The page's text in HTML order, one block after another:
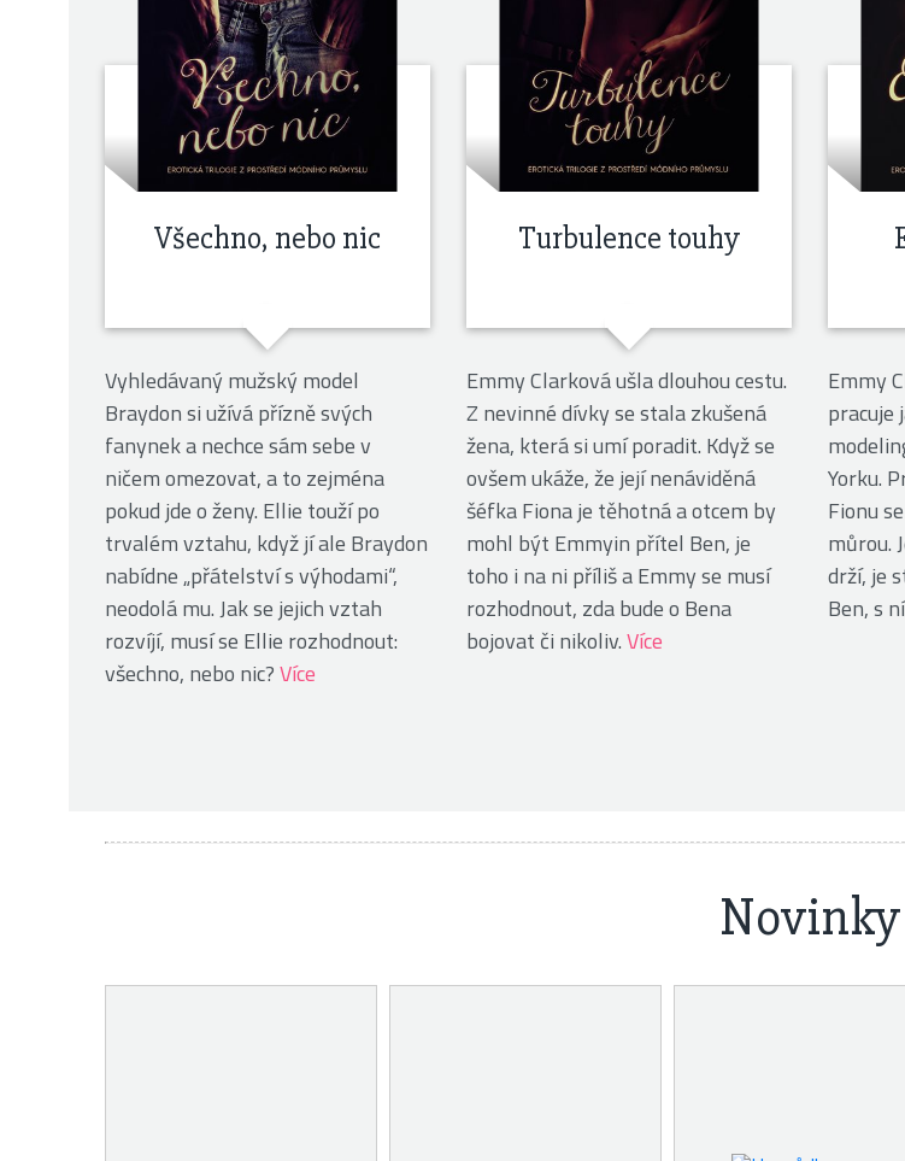
Všechno, nebo nic
Vyhledávaný mužský model
Braydon si užívá přízně svých
fanynek a nechce sám sebe v
ničem omezovat, a to zejména
pokud jde o ženy. Ellie touží po
trvalém vztahu, když jí ale Braydon
nabídne „přátelství s výhodami“,
neodolá mu. Jak se jejich vztah
rozvíjí, musí se Ellie rozhodnout:
všechno, nebo nic?Více
Turbulence touhy
Emmy Clarková ušla dlouhou cestu.
Z nevinné dívky se stala zkušená
žena, která si umí poradit. Když se
ovšem ukáže, že její nenáviděná
šéfka Fiona je těhotná a otcem by
mohl být Emmyin přítel Ben, je
toho i na ni příliš a Emmy se musí
rozhodnout, zda bude o Bena
bojovat či nikoliv.Více
Emmy
pracuje
Yorku.
Fionu
můrou.
drží, je
Ben, s
Novinky